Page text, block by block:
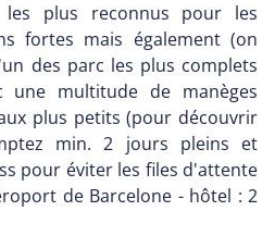
les plus reconnus pour les
fortes mais également (on
des parc les plus complets
une multitude de manèges
plus petits (pour découvrir
min. 2 jours pleins et
pour éviter les files d'attente
de Barcelone - hôtel : 2